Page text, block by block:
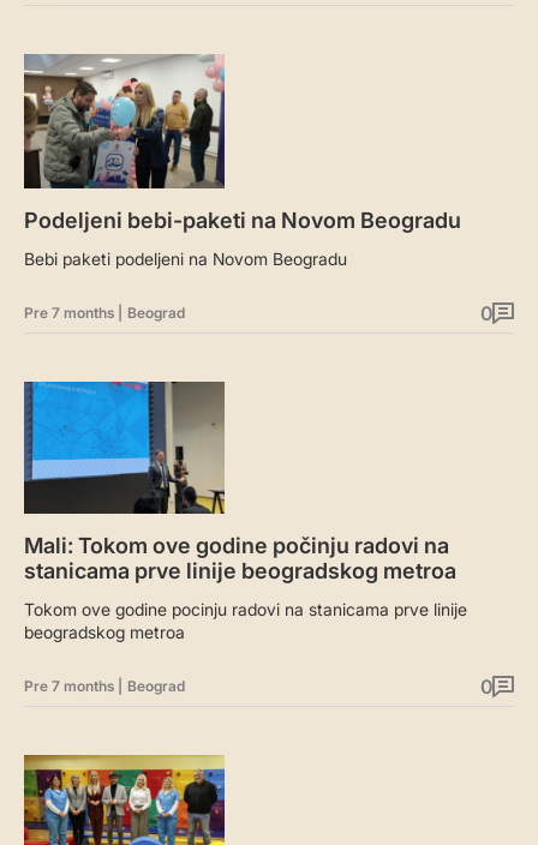
Podeljeni bebi-paketi na Novom Beogradu
Bebi paketi podeljeni na Novom Beogradu
Pre 7 months Beograd 0
Mali: Tokom ove godine počinju radovi na
stanicama prve linije beogradskog metroa
Tokom ove godine pocinju radovi na stanicama prve linije
beogradskog metroa
Pre 7 months Beograd 0